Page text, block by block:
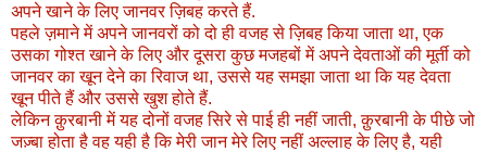
अपने खाने के लिए जानवर ज़िबह करते हैं.
पहले ज़माने में अपने जानवरों को दो ही वजह से ज़िबह किया जाता था, एक
उसका गोश्त खाने के लिए और दूसरा कुछ मजहबों में अपने देवताओं की मूर्ती को
जानवर का खून देने का रिवाज था, उससे यह समझा जाता था कि यह देवता
खून पीते हैं और उससे खुश होते हैं.
लेकिन क़ुरबानी में यह दोनों वजह सिरे से पाई ही नहीं जाती, क़ुरबानी के पीछे जो
जज़्बा होता है वह यही है कि मेरी जान मेरे लिए नहीं अल्लाह के लिए है, यही